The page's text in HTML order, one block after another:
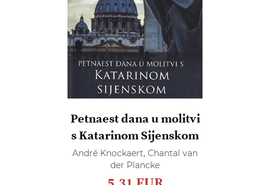
Petnaest dana u molitvi
s Katarinom Sijenskom
André Knockaert, Chantal van
der Plancke